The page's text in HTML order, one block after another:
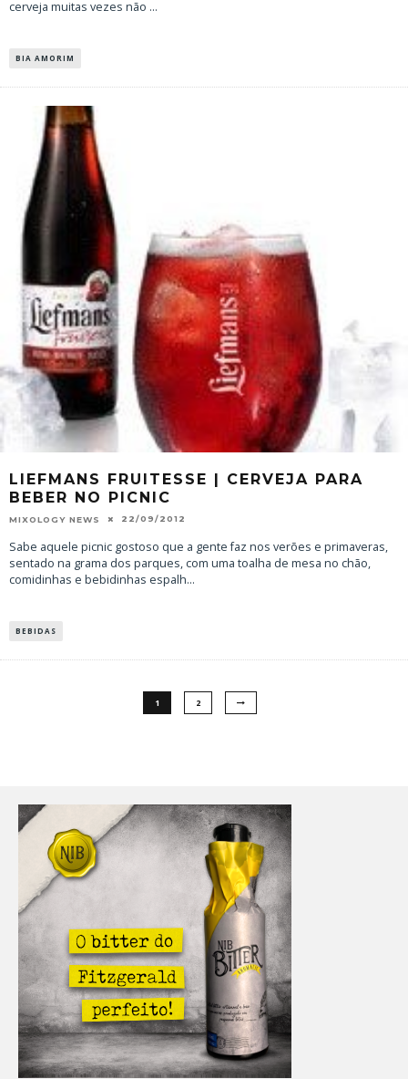
cerveja muitas vezes não ...
BIA AMORIM
LIEFMANS FRUITESSE | CERVEJA PARA
BEBER NO PICNIC
MIXOLOGY NEWS 22/09/2012
Sabe aquele picnic gostoso que a gente faz nos verões e primaveras,
sentado na grama dos parques, com uma toalha de mesa no chão,
comidinhas e bebidinhas espalh...
BEBIDAS
1 2